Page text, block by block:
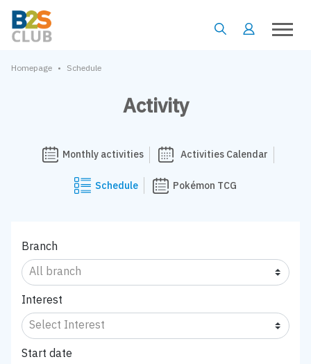
Homepage • Schedule
Activity
Monthly activities
Activities Calendar
Schedule
Pokémon TCG
Branch
Interest
Start date